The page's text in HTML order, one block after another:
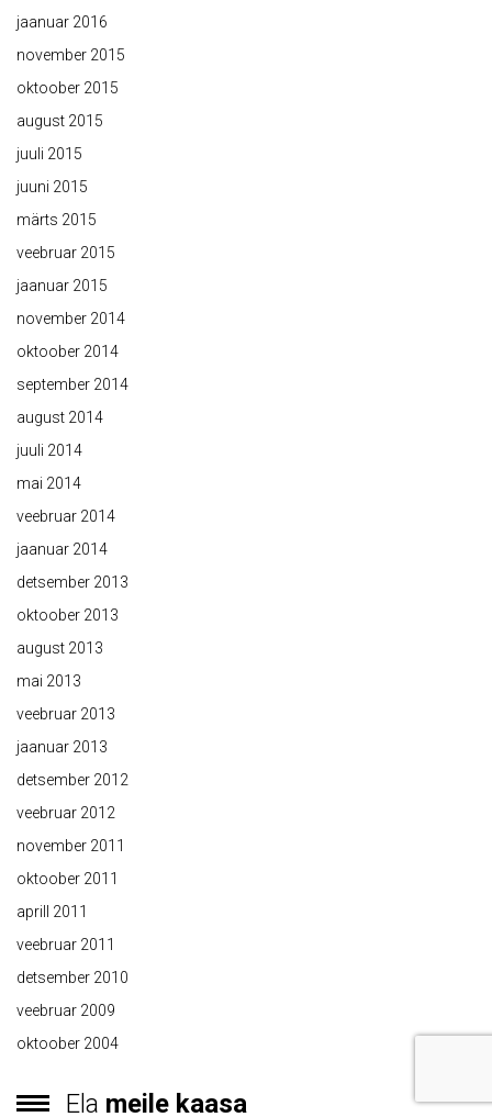
jaanuar 2016
november 2015
oktoober 2015
august 2015
juuli 2015
juuni 2015
märts 2015
veebruar 2015
jaanuar 2015
november 2014
oktoober 2014
september 2014
august 2014
juuli 2014
mai 2014
veebruar 2014
jaanuar 2014
detsember 2013
oktoober 2013
august 2013
mai 2013
veebruar 2013
jaanuar 2013
detsember 2012
veebruar 2012
november 2011
oktoober 2011
aprill 2011
veebruar 2011
detsember 2010
veebruar 2009
oktoober 2004
Ela meile kaasa